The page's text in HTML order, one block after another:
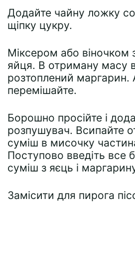
Додайте чайну ложку
щіпку цукру.
Міксером або віночком
яйця. В отриману масу
розтоплений маргарин.
перемішайте.
Борошно просійте і
розпушувач. Всипайте
суміш в мисочку
Поступово введіть все
суміш з яєць і
Замісити для пирога